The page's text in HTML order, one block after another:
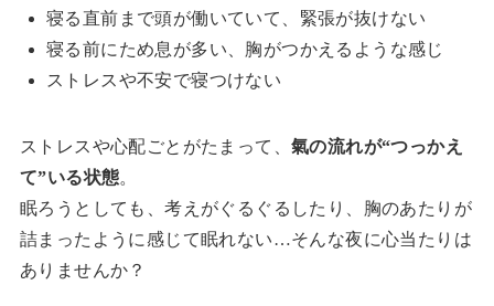
寝る直前まで頭が働いていて、緊張が抜けない
寝る前にため息が多い、胸がつかえるような感じ
ストレスや不安で寝つけない
ストレスや心配ごとがたまって、 氣の流れが“つっかえ
て”いる状態。
眠ろうとしても、考えがぐるぐるしたり、胸のあたりが
詰まったように感じて眠れない…そんな夜に心当たりは
ありませんか？